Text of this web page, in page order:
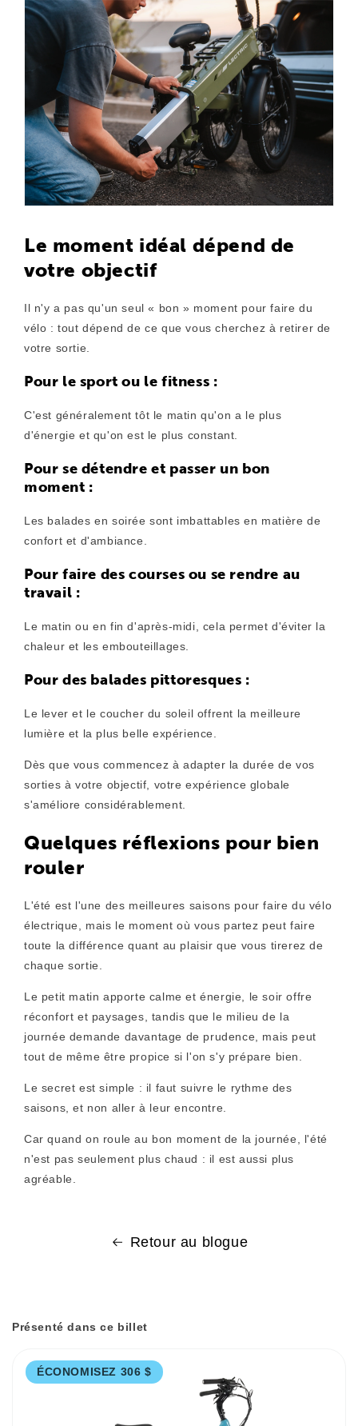
Le moment idéal dépend de
votre objectif
Il n'y a pas qu'un seul « bon » moment pour faire du
vélo : tout dépend de ce que vous cherchez à retirer de
votre sortie.
Pour le sport ou le fitness :
C'est généralement tôt le matin qu'on a le plus
d'énergie et qu'on est le plus constant.
Pour se détendre et passer un bon
moment :
Les balades en soirée sont imbattables en matière de
confort et d'ambiance.
Pour faire des courses ou se rendre au
travail :
Le matin ou en fin d'après-midi, cela permet d'éviter la
chaleur et les embouteillages.
Pour des balades pittoresques :
Le lever et le coucher du soleil offrent la meilleure
lumière et la plus belle expérience.
Dès que vous commencez à adapter la durée de vos
sorties à votre objectif, votre expérience globale
s'améliore considérablement.
Quelques réflexions pour bien
rouler
L'été est l'une des meilleures saisons pour faire du vélo
électrique, mais le moment où vous partez peut faire
toute la différence quant au plaisir que vous tirerez de
chaque sortie.
Le petit matin apporte calme et énergie, le soir offre
réconfort et paysages, tandis que le milieu de la
journée demande davantage de prudence, mais peut
tout de même être propice si l'on s'y prépare bien.
Le secret est simple : il faut suivre le rythme des
saisons, et non aller à leur encontre.
Car quand on roule au bon moment de la journée, l'été
n'est pas seulement plus chaud : il est aussi plus
agréable.
Retour au blogue
Présenté dans ce billet
ÉCONOMISEZ 306 $